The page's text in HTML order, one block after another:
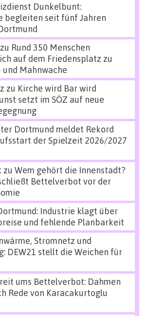
Dunkelbunt:
begleiten seit fünf Jahren
zu Rund 350 Menschen
auf dem Friedensplatz zu
und Mahnwache
zu Kirche wird Bar wird
setzt im SÖZ auf neue
Dortmund meldet Rekord
der Spielzeit 2026/2027
zu Wem gehört die Innenstadt?
Bettelverbot vor der
Industrie klagt über
und fehlende Planbarkeit
Stromnetz und
DEW21 stellt die Weichen für
ums Bettelverbot: Dahmen
Rede von Karacakurtoglu